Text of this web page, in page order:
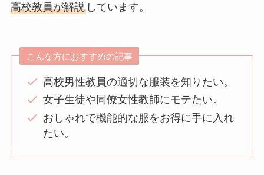
高校教員が解説しています。
こんな方におすすめの記事
高校男性教員の適切な服装を知りたい。
女子生徒や同僚女性教師にモテたい。
おしゃれで機能的な服をお得に手に入れ
たい。